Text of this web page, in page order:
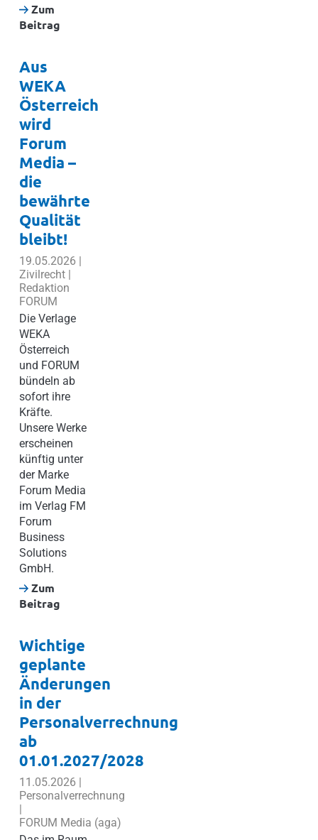
Zum
Beitrag
Aus
WEKA
Österreich
wird
Forum
Media –
die
bewährte
Qualität
bleibt!
19.05.2026 |
Zivilrecht |
Redaktion
FORUM
Die Verlage
WEKA
Österreich
und FORUM
bündeln ab
sofort ihre
Kräfte.
Unsere Werke
erscheinen
künftig unter
der Marke
Forum Media
im Verlag FM
Forum
Business
Solutions
GmbH.
Zum
Beitrag
Wichtige
geplante
Änderungen
in der
Personalverrechnung
ab
01.01.2027/2028
11.05.2026 |
Personalverrechnung
|
FORUM Media (aga)